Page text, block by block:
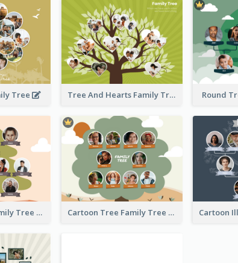
Tree Tree And Hearts Family Tree Round
Tree And Sky Family Tree Cartoon Tree Family Tree